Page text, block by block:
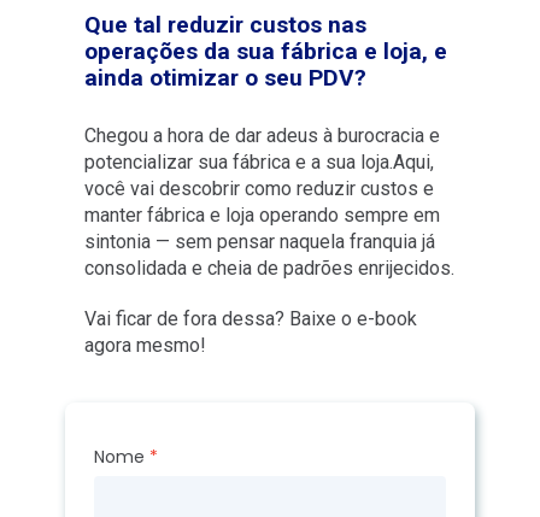
Que tal reduzir custos nas
operações da sua fábrica e loja, e
ainda otimizar o seu PDV?
Chegou a hora de dar adeus à burocracia e
potencializar sua fábrica e a sua loja.Aqui,
você vai descobrir como reduzir custos e
manter fábrica e loja operando sempre em
sintonia — sem pensar naquela franquia já
consolidada e cheia de padrões enrijecidos.
Vai ficar de fora dessa? Baixe o e-book
agora mesmo!
Nome